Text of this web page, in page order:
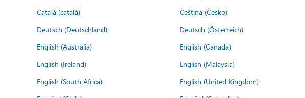
Català (català)
Čeština (Česko)
Deutsch (Deutschland)
Deutsch (Österreich)
English (Australia)
English (Canada)
English (Ireland)
English (Malaysia)
English (South Africa)
English (United Kingdom)